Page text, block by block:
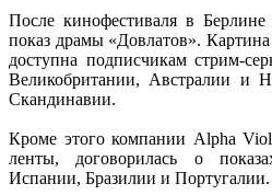
После кинофестиваля в
показ драмы «Довлатов».
доступна подписчикам стрим-
Великобритании, Австралии и
Скандинавии.
Кроме этого компании Alpha
ленты, договорилась о
Испании, Бразилии и Португалии.